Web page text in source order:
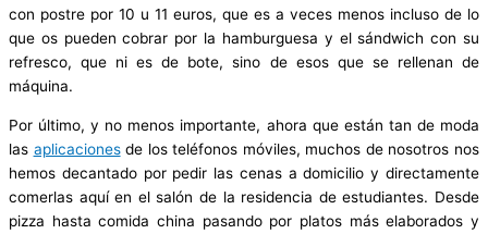
con postre por 10 u 11 euros, que es a veces menos incluso de lo
que os pueden cobrar por la hamburguesa y el sándwich con su
refresco, que ni es de bote, sino de esos que se rellenan de
máquina.
Por último, y no menos importante, ahora que están tan de moda
las aplicacionesde los teléfonos móviles, muchos de nosotros nos
hemos decantado por pedir las cenas a domicilio y directamente
comerlas aquí en el salón de la residencia de estudiantes. Desde
pizza hasta comida china pasando por platos más elaborados y